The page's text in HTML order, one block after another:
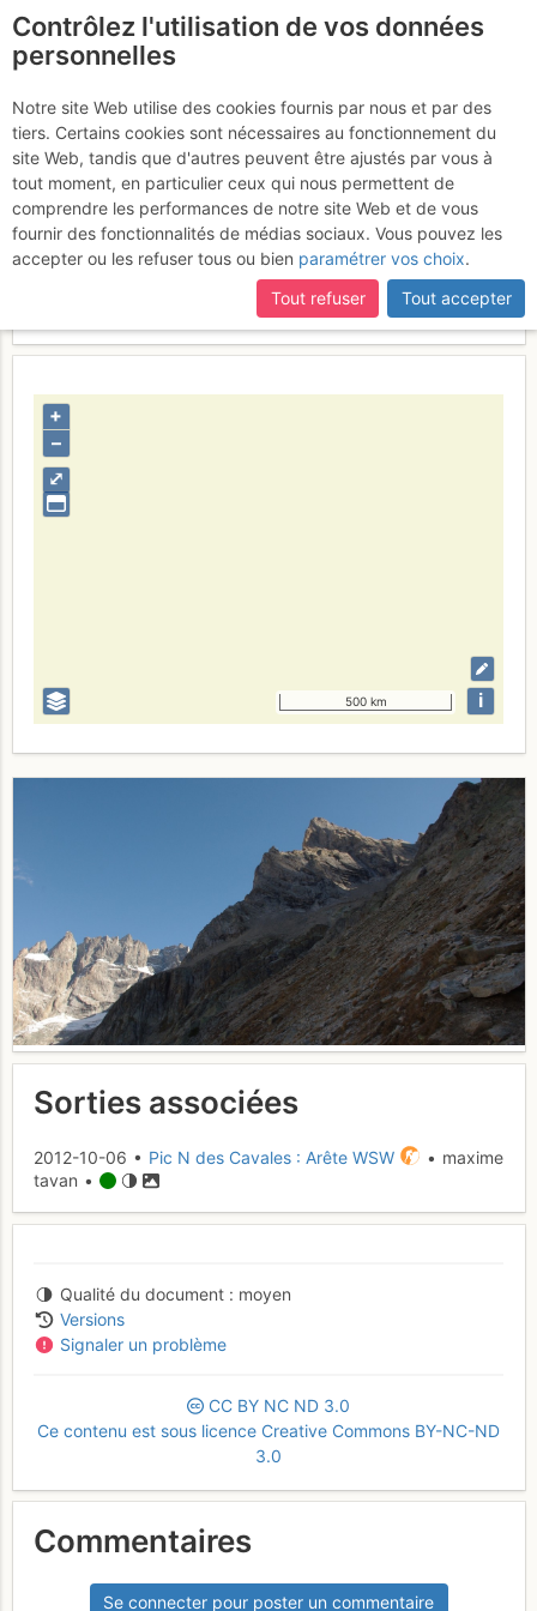
L'arête WSW
Activités
Contributeur
maxime tavan
Type d'image (licence)
individuel (CC by-nc-nd)
paysages
1350327766_1893651687.jpg
⤢
+
–
500 km i
Sorties associées
2012-10-06 • Pic N des Cavales : Arête WSW
• maxime
tavan •
Qualité du document
moyen
Versions
Signaler un problème
CC BY NC ND 3.0
Ce contenu est sous licence Creative Commons BY-NC-ND
3.0
Commentaires
Se connecter pour poster un commentaire
Contrôlez l'utilisation de vos données
personnelles
Notre site Web utilise des cookies fournis par nous et par des
tiers. Certains cookies sont nécessaires au fonctionnement du
site Web, tandis que d'autres peuvent être ajustés par vous à
tout moment, en particulier ceux qui nous permettent de
comprendre les performances de notre site Web et de vous
fournir des fonctionnalités de médias sociaux. Vous pouvez les
accepter ou les refuser tous ou bien paramétrer vos choix.
Tout refuser
Tout accepter